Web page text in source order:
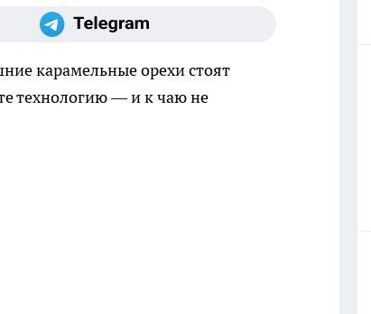
карамельные орехи стоят
технологию — и к чаю не